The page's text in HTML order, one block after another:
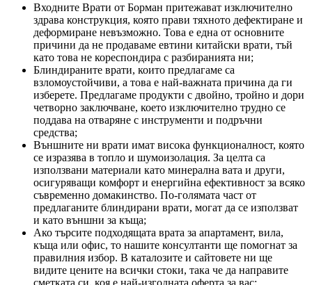
Входните Врати от Борман притежават изключително
здрава конструкция, която прави тяхното дефектиране и
деформиране невъзможно. Това е една от основните
причини да не продаваме евтини китайски врати, тъй
като това не кореспондира с разбиранията ни;
Блиндираните врати, които предлагаме са
взломоустойчиви, а това е най-важната причина да ги
изберете. Предлагаме продукти с двойно, тройно и дори
четворно заключване, което изключително трудно се
поддава на отваряне с инструменти и подръчни
средства;
Външните ни врати имат висока функционалност, която
се изразява в топло и шумоизолация. За целта са
използвани материали като минерална вата и други,
осигуряващи комфорт и енергийна ефективност за всяко
съвременно домакинство. По-голямата част от
предлаганите блиндирани врати, могат да се използват
и като външни за къща;
Ако търсите подходящата врата за апартамент, вила,
къща или офис, то нашите консултанти ще помогнат за
правилния избор. В каталозите и сайтовете ни ще
видите цените на всички стоки, така че да направите
сметката си, коя е най-изгодната оферта за вас;